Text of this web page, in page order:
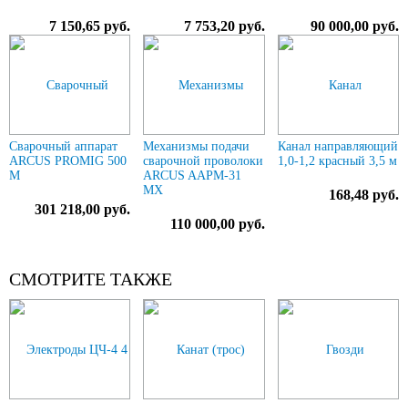
7 150,65 руб. 7 753,20 руб. 90 000,00 руб.
Сварочный аппарат
ARCUS PROMIG 500
M
301 218,00 руб.
Механизмы подачи
сварочной проволоки
ARCUS AAPM-31
MX
110 000,00 руб.
Канал направляющий
1,0-1,2 красный 3,5 м
168,48 руб.
СМОТРИТЕ ТАКЖЕ